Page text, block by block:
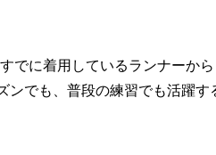
でに着用しているランナーか
でも、普段の練習でも活躍す